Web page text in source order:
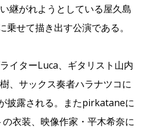
継がれようとしている屋久島
乗せて描き出す公演である。
イターLuca、ギタリスト山内
、サックス奏者ハラナツコに
披露される。またpirkataneに
衣装、映像作家・平木希奈に